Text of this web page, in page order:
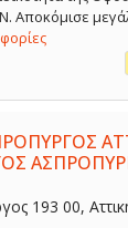
Αποκόμισε
193 00,